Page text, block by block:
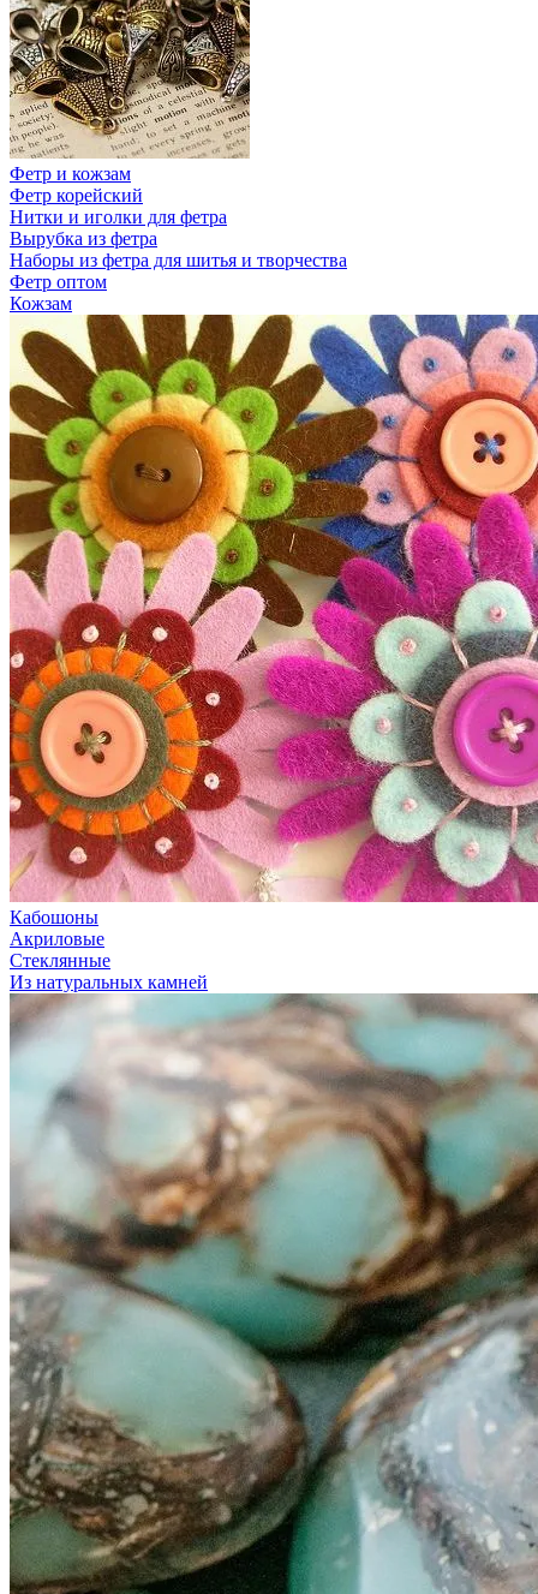
Фетр и кожзам
Фетр корейский
Нитки и иголки для фетра
Вырубка из фетра
Наборы из фетра для шитья и творчества
Фетр оптом
Кожзам
Кабошоны
Акриловые
Стеклянные
Из натуральных камней